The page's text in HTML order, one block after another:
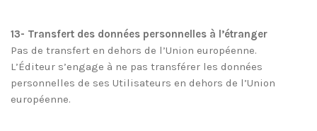
13- Transfert des données personnelles à l’étranger
Pas de transfert en dehors de l’Union européenne.
L’Éditeur s’engage à ne pas transférer les données
personnelles de ses Utilisateurs en dehors de l’Union
européenne.